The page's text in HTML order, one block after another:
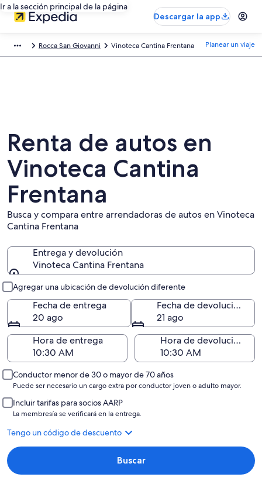
Ir a la sección principal de la página
Descargar la app
Rocca San Giovanni Vinoteca Cantina Frentana Planear un viaje
Renta de autos en
Vinoteca Cantina
Frentana
Busca y compara entre arrendadoras de autos en Vinoteca
Cantina Frentana
Entrega y devolución
Vinoteca Cantina Frentana
Agregar una ubicación de devolución diferente
Fecha de entrega
20 ago
Fecha de devolución
21 ago
Hora de entrega
Hora de devolución
Conductor menor de 30 o mayor de 70 años
Puede ser necesario un cargo extra por conductor joven o adulto mayor.
Incluir tarifas para socios AARP
La membresía se verificará en la entrega.
Tengo un código de descuento
Buscar